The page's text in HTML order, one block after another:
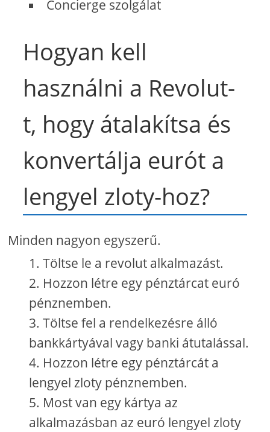
Concierge szolgálat
Hogyan kell
használni a Revolut-
t, hogy átalakítsa és
konvertálja eurót a
lengyel zloty-hoz?
Minden nagyon egyszerű.
Töltse le a revolut alkalmazást.
Hozzon létre egy pénztárcat euró
pénznemben.
Töltse fel a rendelkezésre álló
bankkártyával vagy banki átutalással.
Hozzon létre egy pénztárcát a
lengyel zloty pénznemben.
Most van egy kártya az
alkalmazásban az euró lengyel zloty